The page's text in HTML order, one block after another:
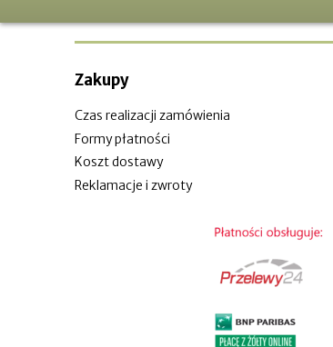
Zakupy
Czas realizacji zamówienia
Formy płatności
Koszt dostawy
Reklamacje i zwroty